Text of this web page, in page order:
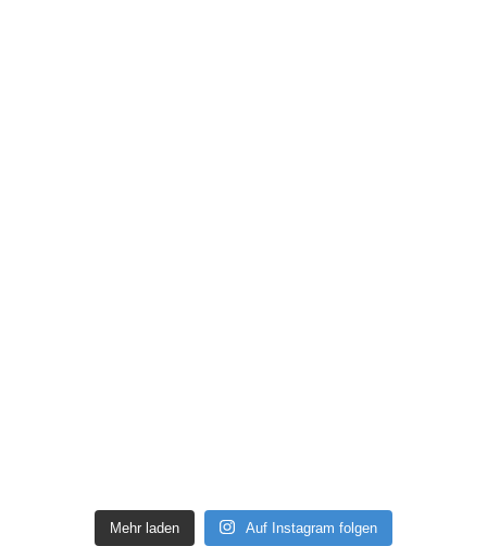
Mehr laden Auf Instagram folgen